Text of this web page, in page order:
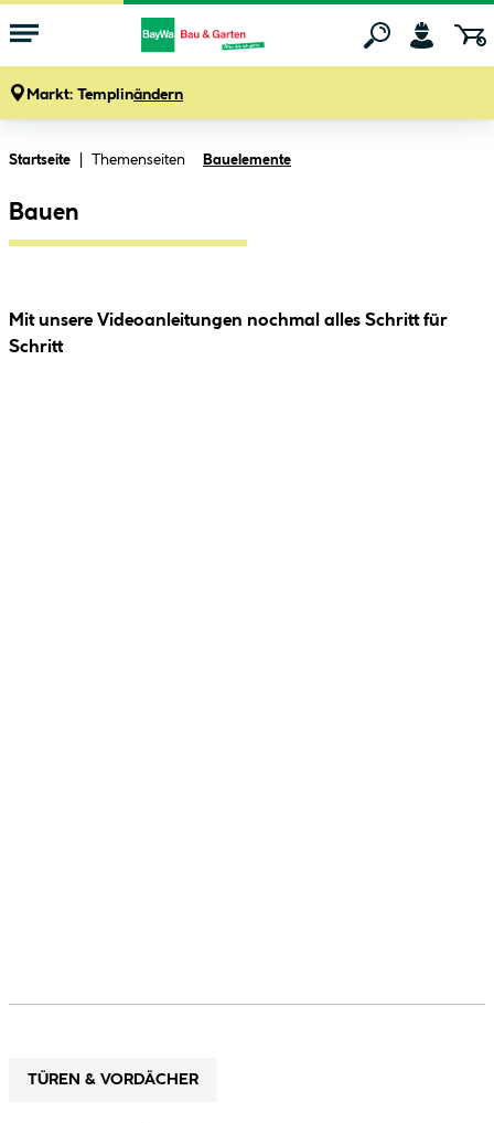
Markt: Templinändern
Startseite Themenseiten Bauelemente
Bauen
Mit unsere Videoanleitungen nochmal alles Schritt für
Schritt
TÜREN & VORDÄCHER